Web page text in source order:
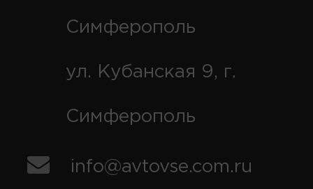
Симферополь
ул. Кубанская 9, г.
Симферополь
info@avtovse.com.ru